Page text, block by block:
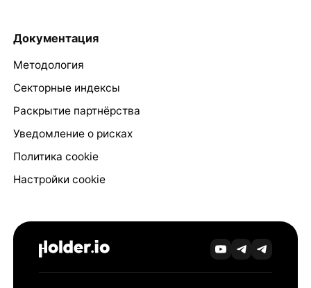
Документация
Методология
Секторные индексы
Раскрытие партнёрства
Уведомление о рисках
Политика cookie
Настройки cookie